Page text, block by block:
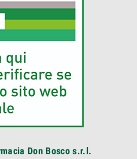
Don Bosco s.r.l.